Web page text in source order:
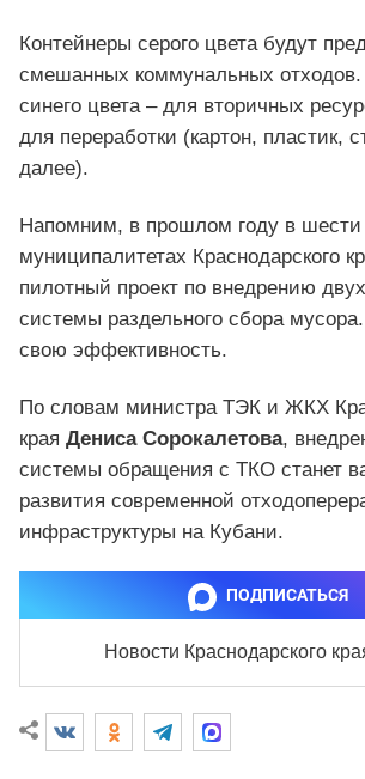
Контейнеры серого цвета будут
смешанных коммунальных отходов.
синего цвета – для вторичных
для переработки (картон, пластик,
далее).
Напомним, в прошлом году в шести
муниципалитетах Краснодарского
пилотный проект по внедрению
системы раздельного сбора
свою эффективность.
По словам министра ТЭК и ЖКХ
края Дениса Сорокалетова,
системы обращения с ТКО станет
развития современной
инфраструктуры на Кубани.
ПОДПИСАТЬСЯ
Новости Краснодарского